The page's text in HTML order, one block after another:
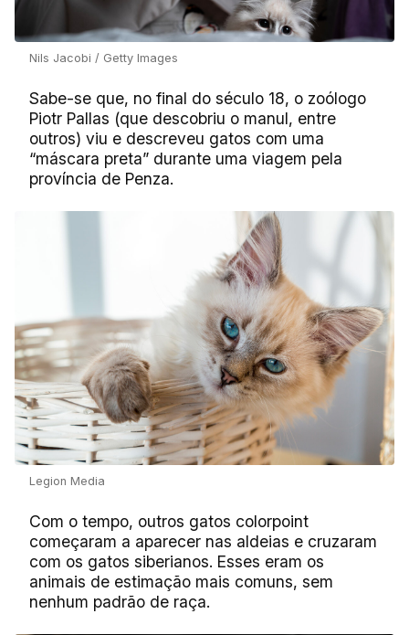
Nils Jacobi / Getty Images
Sabe-se que, no final do século 18, o zoólogo
Piotr Pallas (que descobriu o manul, entre
outros) viu e descreveu gatos com uma
“máscara preta” durante uma viagem pela
província de Penza.
Legion Media
Com o tempo, outros gatos colorpoint
começaram a aparecer nas aldeias e cruzaram
com os gatos siberianos. Esses eram os
animais de estimação mais comuns, sem
nenhum padrão de raça.